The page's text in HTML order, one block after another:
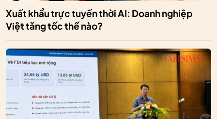
Xuất khẩu trực tuyến thời AI: Doanh nghiệp
Việt tăng tốc thế nào?